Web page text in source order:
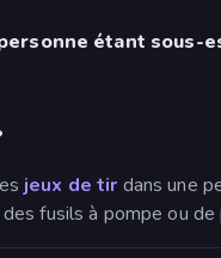
étant sous-
jeux de tir dans une
fusils à pompe ou